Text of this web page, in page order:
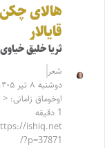
هالای چکن
قایالار
ثریا خلیق خیاوی
شعر
دوشنبه ۸ تیر ۱۴۰۵
اوخوماق زامانی: <
1 دقیقه
ishiq.net
/?p=37871